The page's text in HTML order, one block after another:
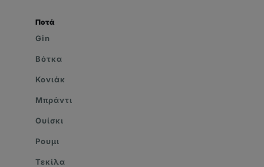
Ποτά
Gin
Βότκα
Κονιάκ
Μπράντι
Ουίσκι
Ρουμι
Τεκίλα